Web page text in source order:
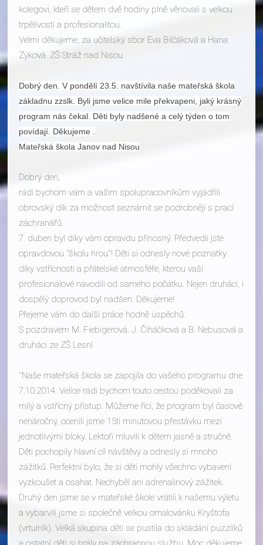
kolegovi, kteří se dětem dvě hodiny plně věnovali s velkou
trpělivostí a profesionalitou.
Velmi děkujeme, za učitelský sbor Eva Bilčáková a Hana
Zýková. ZŠ Stráž nad Nisou
Dobrý den. V pondělí 23.5. navštívila naše mateřská škola
základnu zzslk. Byli jsme velice mile překvapeni, jaký krásný
program nás čekal. Děti byly nadšené a celý týden o tom
povídají. Děkujeme .
Mateřská škola Janov nad Nisou
Dobrý den,
rádi bychom vám a vašim spolupracovníkům vyjádřili
obrovský dík za možnost seznámit se podrobněji s prací
záchranářů.
7. duben byl díky vám opravdu přínosný. Předvedli jste
opravdovou "školu hrou"! Děti si odnesly nové poznatky
díky vstřícnosti a přátelské atmosféře, kterou vaši
profesionálové navodili od samého počátku. Nejen druháci, i
dospělý doprovod byl nadšen. Děkujeme!
Přejeme vám do další práce hodně úspěchů.
S pozdravem M. Fiebigerová. J. Čiháčková a B. Nebusová a
druháci ze ZŠ Lesní
Naše mateřská škola se zapojila do vašeho programu dne
7.10.2014. Velice rádi bychom touto cestou poděkovali za
milý a vstřícný přístup. Můžeme říci, že program byl časově
nenáročný, ocenili jsme 15ti minutovou přestávku mezi
jednotlivými bloky. Lektoři mluvili k dětem jasně a stručně.
Děti pochopily hlavní cíl návštěvy a odnesly si mnoho
zážitků. Perfektní bylo, že si děti mohly všechno vybavení
vyzkoušet a osahat. Nechyběl ani adrenalinový zážitek.
Druhý den jsme se v mateřské škole vrátili k našemu výletu
a vybarvili jsme si společně velkou omalovánku Kryštofa
(vrtulník). Velká skupina dětí se pustila do skládání puzzlíků